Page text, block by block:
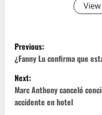
P
o
s
t
Previous:
¿Fanny Lu confirma que
Next:
Marc Anthony canceló
accidente en hotel